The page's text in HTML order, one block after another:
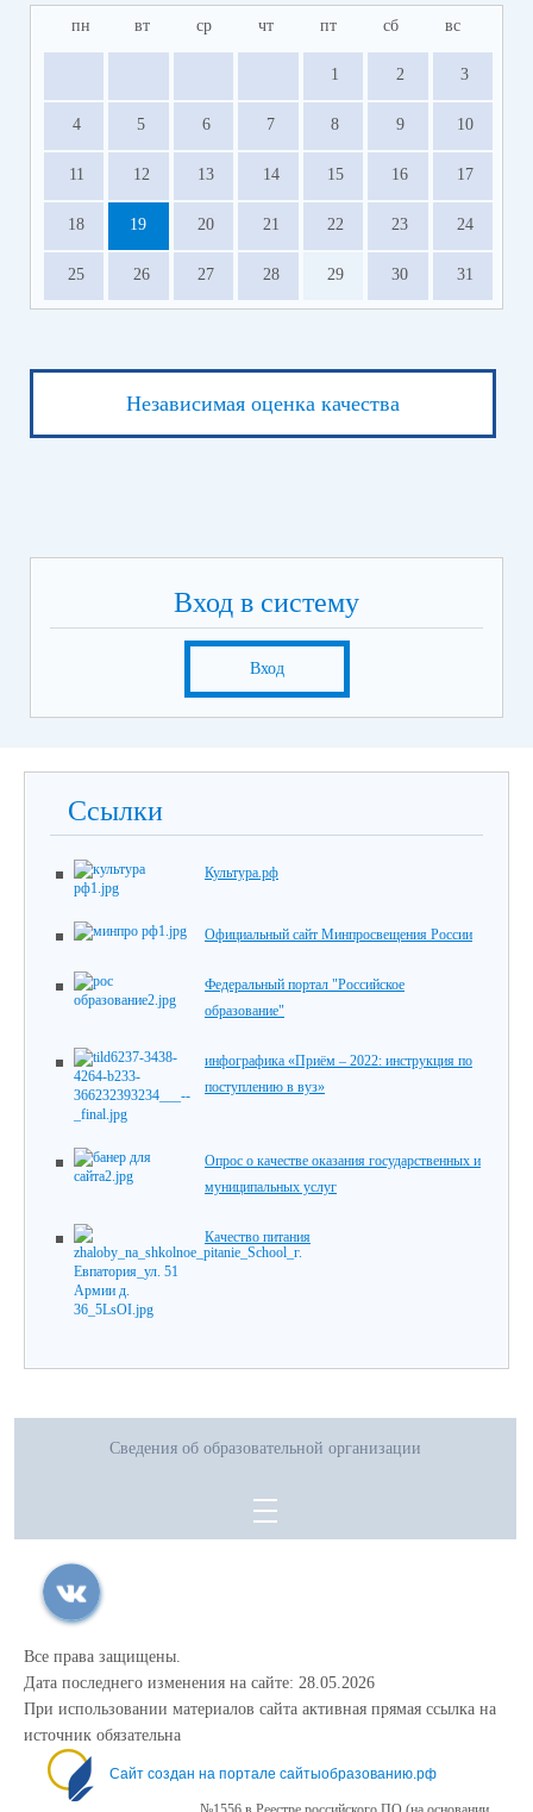
пн вт ср чт пт сб вс
1 2 3
4 5 6 7 8 9 10
11 12 13 14 15 16 17
18 19 20 21 22 23 24
25 26 27 28 29 30 31
Независимая оценка качества
Вход в систему
Вход
Ссылки
Культура.рф
Официальный сайт Минпросвещения России
Федеральный портал "Российское
образование"
инфографика «Приём – 2022: инструкция по
поступлению в вуз»
Опрос о качестве оказания государственных и
муниципальных услуг
Качество питания
Сведения об образовательной организации
Все права защищены.
Дата последнего изменения на сайте: 28.05.2026
При использовании материалов сайта активная прямая ссылка на
источник обязательна
Сайт создан на портале сайтыобразованию.рф